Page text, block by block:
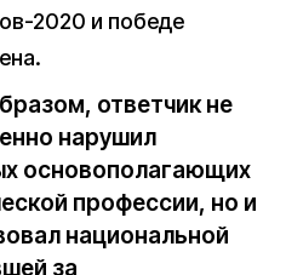
2020 и победе
ответчик не
нарушил
основополагающих
профессии, но и
национальной
за